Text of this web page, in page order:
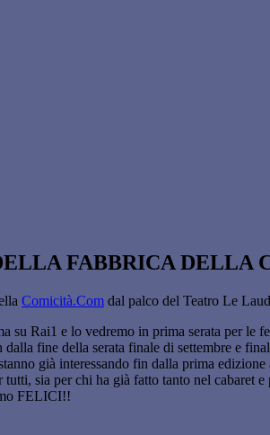
FABBRICA DELLA
Comicità.Com dal palco del Teatro Le
su Rai1 e lo vedremo in prima serata per le
fine della serata finale di settembre e
già interessando fin dalla prima
sia per chi ha già fatto tanto nel
FELICI!!